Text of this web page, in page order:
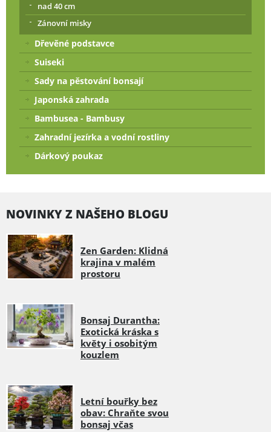
nad 40 cm
Zánovní misky
Dřevěné podstavce
Suiseki
Sady na pěstování bonsají
Japonská zahrada
Bambusea - Bambusy
Zahradní jezírka a vodní rostliny
Dárkový poukaz
NOVINKY Z NAŠEHO BLOGU
Zen Garden: Klidná
krajina v malém
prostoru
Bonsaj Durantha:
Exotická kráska s
květy i osobitým
kouzlem
Letní bouřky bez
obav: Chraňte svou
bonsaj včas